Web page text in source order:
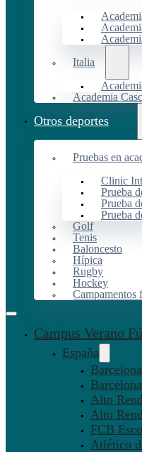
Italia
Academia
Otros deportes
Pruebas en
Clinic
Prueba
Prueba
Prueba
Golf
Tenis
Baloncesto
Hípica
Rugby
Hockey
Campus Verano
España
Alto
Alto
FCB
Atlético